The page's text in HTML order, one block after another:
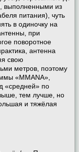
выполненными из
питания), чуть
в одиночку на
при
поворотное
антенна
свою
метров, поэтому
«MMANA»,
«средней» по
тем лучше, но
и тяжёлая